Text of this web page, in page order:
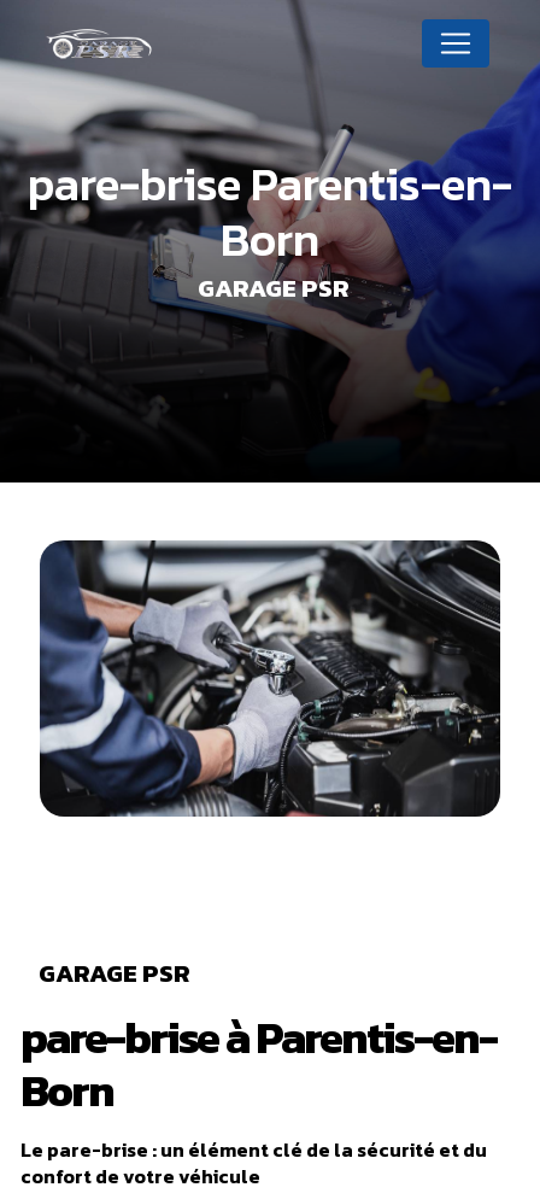
pare-brise Parentis-en-
Born
GARAGE PSR
GARAGE PSR
pare-brise à Parentis-en-
Born
Le pare-brise : un élément clé de la sécurité et du
confort de votre véhicule